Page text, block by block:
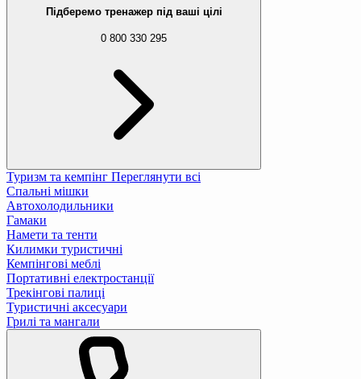
Підберемо тренажер під ваші цілі
0 800 330 295
Туризм та кемпінг Переглянути всі
Спальні мішки
Автохолодильники
Гамаки
Намети та тенти
Килимки туристичні
Кемпінгові меблі
Портативні електростанції
Трекінгові палиці
Туристичні аксесуари
Грилі та мангали